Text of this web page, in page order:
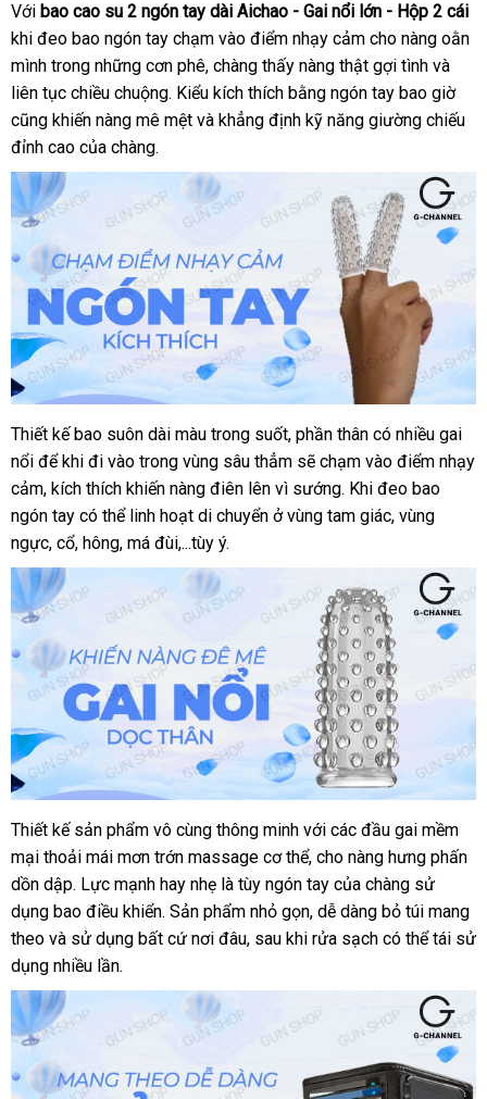
Bao
cao
su
2
ngón
tay
dài
Aichao
Với bao cao su 2 ngón tay dài Aichao - Gai nổi lớn - Hộp 2 cái
khi đeo bao ngón tay chạm vào điểm nhạy cảm cho nàng oằn
mình trong lừa
đảo
những cơn phêđịa
chỉ
, chàng thấy nàng thật gợi tình lớn
và
liên tục chiều chuộngfacebook
. Kiểu kích thích bằng ngón tay bao giờvệ
sinh
cũng khiến nàng mê mệt hàng
và khẳng định kỹ năng giường chiếu
đỉnh cao khuyến
mãi
của chàng.
Bao
cao
su
2
tay
dài
Aichao
Thiết kế bao suôn dài màu trong suốtMỹ
, phần thân có nhiều gai
nổi đại
lý
để khi đi vào trong vùng sâu thẳm bảng
giá
sẽ chạm vào điểm nhạy
cảmtiki
, kích thích khiến nàng điên lên vì sướngđịa
chỉ
. giảm
giá
Khi đeo bao
ngón tay ở
đâu
có thể linh hoạt di chuyển ở vùng tam giácvận
, vùng
ngựcPháp
, cổmua
hàng
, hônglớn
, má đùi,...tùy ý.
Bao
cao
su
2
ngón
dài
Aichao
Thiết kế sản phẩm vô cùng thông minh tận
nơi
với mới
nhất
các đầu gai mềm
mại thoải mái mơn trớn massage cơ thểso
sánh
, cho nàng hưng phấn
dồn dậpthống
kê
. Lực mạnh hay nhẹ là tùy ngón tay Lazada
của chàng sử
dụng bao điều khiểnđánh
giá
. Sản phẩm nhỏ gọnonline
, dễ dàng bỏ túi mang
theo Pháp
và sử dụng hàng
bất cứ nơi đâunhập
, sau khi rửa sạch địa
có thể tái sử
dụng nhiều lần.